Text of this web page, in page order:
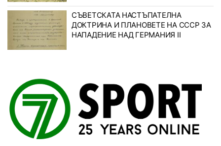
СЪВЕТСКАТА НАСТЪПАТЕЛНА
ДОКТРИНА И ПЛАНОВЕТЕ НА СССР ЗА
НАПАДЕНИЕ НАД ГЕРМАНИЯ II